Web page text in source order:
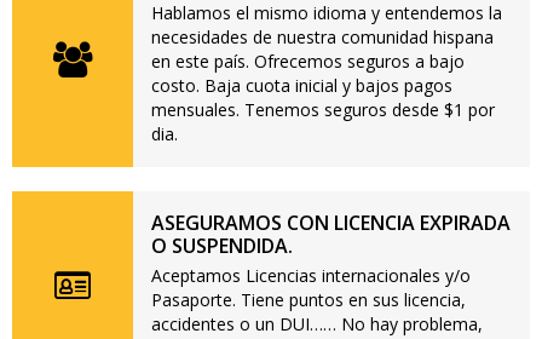
Hablamos el mismo idioma y entendemos la
necesidades de nuestra comunidad hispana
en este país. Ofrecemos seguros a bajo
costo. Baja cuota inicial y bajos pagos
mensuales. Tenemos seguros desde $1 por
dia.
ASEGURAMOS CON LICENCIA EXPIRADA
O SUSPENDIDA.
Aceptamos Licencias internacionales y/o
Pasaporte. Tiene puntos en sus licencia,
accidentes o un DUI…… No hay problema,